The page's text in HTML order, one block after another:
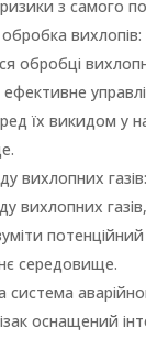
з самого
обробці
їх викидом у
вихлопних
вихлопних
середовище.
система
оснащений